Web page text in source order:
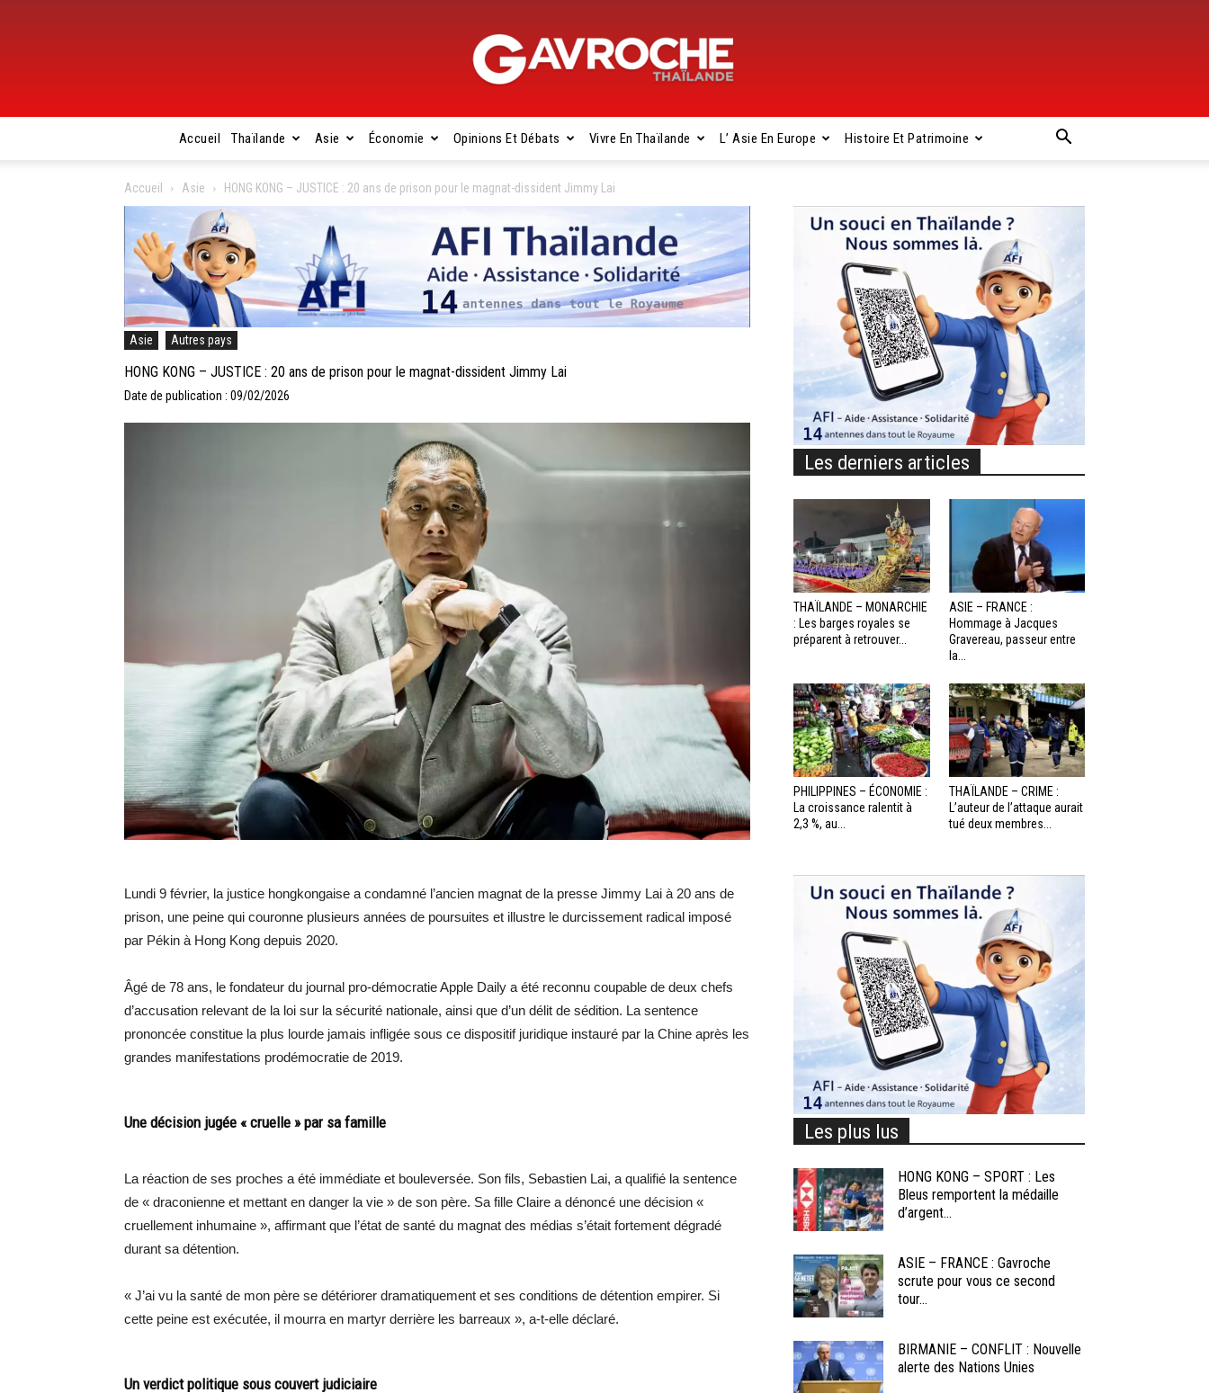
Gavroche
Thaïlande
Accueil Thaïlande Asie Économie Opinions Et Débats Vivre En Thaïlande L’ Asie En Europe Histoire Et Patrimoine
Accueil Asie HONG KONG – JUSTICE : 20 ans de prison pour le magnat-dissident Jimmy Lai
Asie Autres pays
HONG KONG – JUSTICE : 20 ans de prison pour le magnat-dissident Jimmy Lai
Date de publication : 09/02/2026
Lundi 9 février, la justice hongkongaise a condamné l’ancien magnat de la presse Jimmy Lai à 20 ans de
prison, une peine qui couronne plusieurs années de poursuites et illustre le durcissement radical imposé
par Pékin à Hong Kong depuis 2020.
Âgé de 78 ans, le fondateur du journal pro-démocratie Apple Daily a été reconnu coupable de deux chefs
d’accusation relevant de la loi sur la sécurité nationale, ainsi que d’un délit de sédition. La sentence
prononcée constitue la plus lourde jamais infligée sous ce dispositif juridique instauré par la Chine après les
grandes manifestations prodémocratie de 2019.
Une décision jugée « cruelle » par sa famille
La réaction de ses proches a été immédiate et bouleversée. Son fils, Sebastien Lai, a qualifié la sentence
de « draconienne et mettant en danger la vie » de son père. Sa fille Claire a dénoncé une décision «
cruellement inhumaine », affirmant que l’état de santé du magnat des médias s’était fortement dégradé
durant sa détention.
« J’ai vu la santé de mon père se détériorer dramatiquement et ses conditions de détention empirer. Si
cette peine est exécutée, il mourra en martyr derrière les barreaux », a-t-elle déclaré.
Un verdict politique sous couvert judiciaire
Les derniers articles
THAÏLANDE – MONARCHIE
: Les barges royales se
préparent à retrouver...
ASIE – FRANCE :
Hommage à Jacques
Gravereau, passeur entre
la...
PHILIPPINES – ÉCONOMIE :
La croissance ralentit à
2,3 %, au...
THAÏLANDE – CRIME :
L’auteur de l’attaque aurait
tué deux membres...
Les plus lus
HONG KONG – SPORT : Les
Bleus remportent la médaille
d’argent...
ASIE – FRANCE : Gavroche
scrute pour vous ce second
tour...
BIRMANIE – CONFLIT : Nouvelle
alerte des Nations Unies